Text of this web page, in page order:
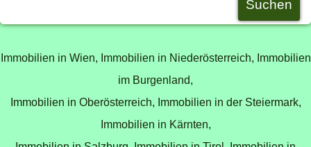
Immobilien in Wien, Immobilien in Niederösterreich, Immobilien
im Burgenland,
Immobilien in Oberösterreich, Immobilien in der Steiermark,
Immobilien in Kärnten,